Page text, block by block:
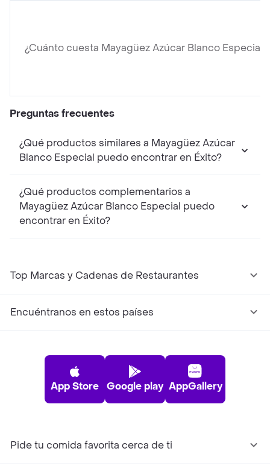
¿Cuánto cuesta Mayagüez Azúcar Blanco Especial?
Preguntas frecuentes
¿Qué productos similares a Mayagüez Azúcar
Blanco Especial puedo encontrar en Éxito?
¿Qué productos complementarios a
Mayagüez Azúcar Blanco Especial puedo
encontrar en Éxito?
Top Marcas y Cadenas de Restaurantes
Encuéntranos en estos países
App Store Google play AppGallery
Pide tu comida favorita cerca de ti